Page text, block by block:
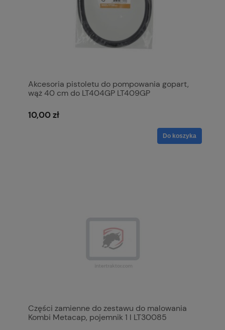
Akcesoria pistoletu do pompowania gopart,
wąż 40 cm do LT404GP LT409GP
10,00 zł
Do koszyka
Części zamienne do zestawu do malowania
Kombi Metacap, pojemnik 1 l LT30085